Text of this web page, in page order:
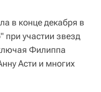
в конце декабря в
при участии звезд
Филиппа
Асти и многих